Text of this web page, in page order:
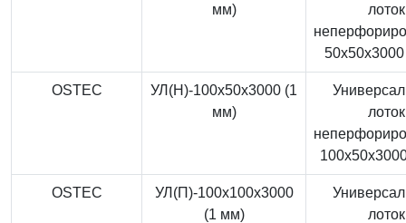
мм)
лоток
OSTEC
УЛ(Н)-100x50x3000 (1
мм)
лоток
OSTEC
УЛ(П)-100x100x3000
(1 мм)
лоток